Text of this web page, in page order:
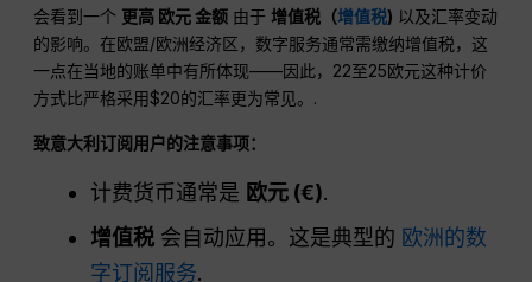
会看到一个 更高 欧元金额 由于增值税（增值税) 以及汇率变动
的影响。在欧盟/欧洲经济区，数字服务通常需缴纳增值税，这
一点在当地的账单中有所体现——因此，22至25欧元这种计价
方式比严格采用$20的汇率更为常见。.
致意大利订阅用户的注意事项：
计费货币通常是 欧元 (€).
增值税 会自动应用。这是典型的 欧洲的数
字订阅服务.